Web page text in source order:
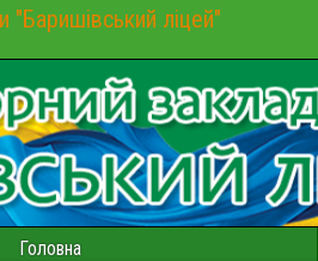
"Баришівський ліцей"
Головна